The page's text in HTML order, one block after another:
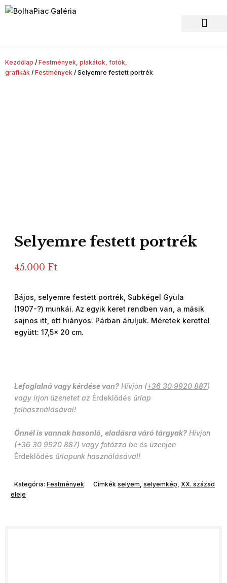
Kezdőlap / Festmények, plakátok, fotók,
grafikák / Festmények / Selyemre festett portrék
Selyemre festett portrék
45.000 Ft
Bájos, selyemre festett portrék, Subkégel Gyula
(1907-?) munkái. Az egyik keret rendben van, a másik
sajnos itt, ott hiányos. Párban áruljuk. Méretek kerettel
együtt: 17,5x 20 cm.
Lefoglalná vagy kérdése van? Hívjon (+36 30 9920 887)
vagy írjon üzenetet az Érdeklődés űrlap
felhasználásával!
Önnél is vannak hasonló, eladásra váró tárgyak? Hívjon
(+36 30 9920 887) vagy fotózza be és üzenjen
Érdeklődés űrlapunk használásával!
Kategória: Festmények Címkék selyem, selyemkép, XX. század
eleje